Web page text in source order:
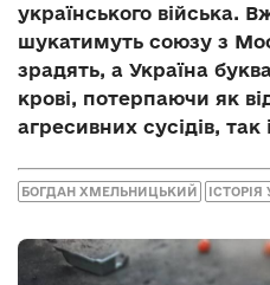
українського війська.
шукатимуть союзу з
зрадять, а Україна
крові, потерпаючи як
агресивних сусідів, так
БОГДАН ХМЕЛЬНИЦЬКИЙ ІСТОРІЯ